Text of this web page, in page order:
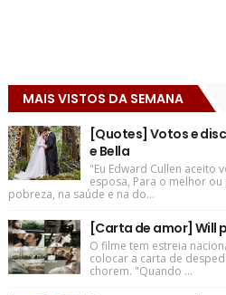
MAIS VISTOS DA SEMANA
[Quotes] Votos e
e Bella
"Eu Edward Cullen aceito
esposa, Para o melhor
pobreza, na saúde e na do...
[Carta de amor] Will
O filme tem estreia
colocar a carta de
chorem. "Quando ...